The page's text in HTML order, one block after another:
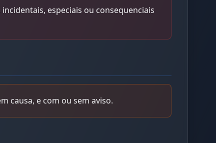
especiais ou consequenciais
causa, e com ou sem aviso.